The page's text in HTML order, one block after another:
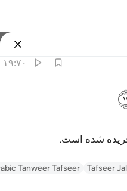
۱۹:۷۰
شده است.
Tafseer
Tanweer Tafseer